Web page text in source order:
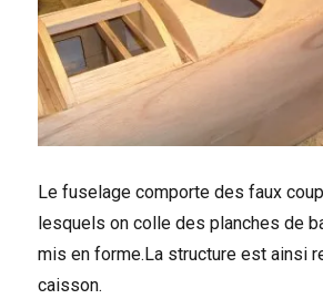
Le fuselage comporte des faux
lesquels on colle des planches de
mis en forme.La structure est ainsi
caisson.